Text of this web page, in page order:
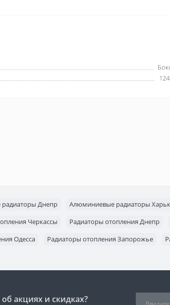
Днепр Алюминиевые радиаторы
Черкассы Радиаторы отопления Днепр
Одесса Радиаторы отопления Запорожье
акциях и скидках?